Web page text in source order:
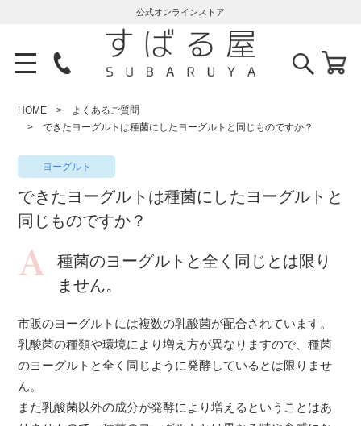
公式オンラインストア
HOME
よくあるご質問
できたヨーグルトは種菌にしたヨーグルトと同じものですか？
できたヨーグルトは種菌にしたヨーグルトと
同じものですか？
ヨーグルト
種菌のヨーグルトと全く同じとは限り
ません。
市販のヨーグルトには複数の乳酸菌が配合されています。
乳酸菌の種類や環境により増え方が異なりますので、種菌
のヨーグルトと全く同じように発酵しているとは限りませ
ん。
また乳酸菌以外の成分が発酵により増えるということはあ